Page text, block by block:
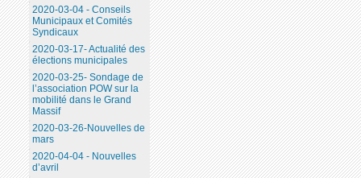
2020-03-04 - Conseils
Municipaux et Comités
Syndicaux
2020-03-17- Actualité des
élections municipales
2020-03-25- Sondage de
l’association POW sur la
mobilité dans le Grand
Massif
2020-03-26-Nouvelles de
mars
2020-04-04 - Nouvelles
d’avril